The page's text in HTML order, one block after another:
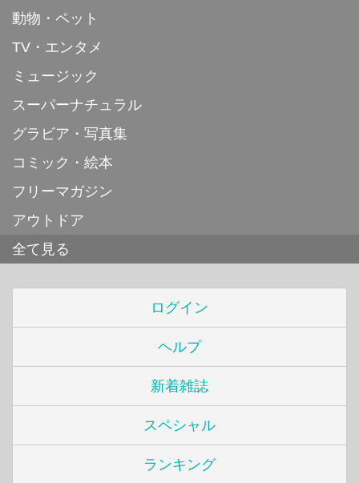
動物・ペット
TV・エンタメ
ミュージック
スーパーナチュラル
グラビア・写真集
コミック・絵本
フリーマガジン
アウトドア
全て見る
ログイン
ヘルプ
新着雑誌
スペシャル
ランキング